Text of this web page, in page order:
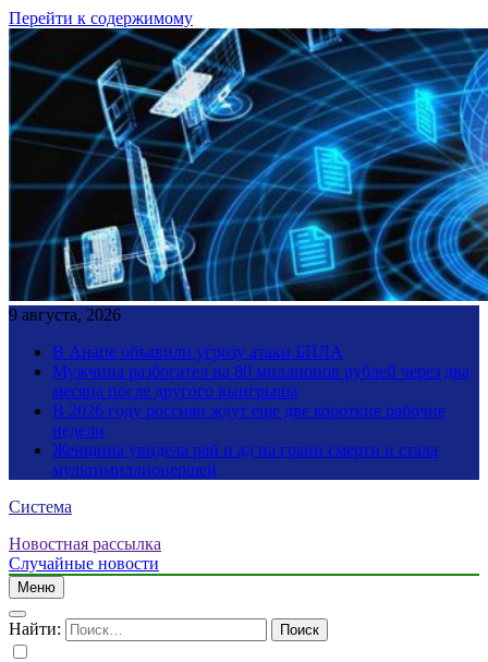
Перейти к содержимому
9 августа, 2026
В Анапе объявили угрозу атаки БПЛА
Мужчина разбогател на 80 миллионов рублей через два
месяца после другого выигрыша
В 2026 году россиян ждут еще две короткие рабочие
недели
Женщина увидела рай и ад на грани смерти и стала
мультимиллионершей
Система
Новостная рассылка
Случайные новости
Меню
Найти: